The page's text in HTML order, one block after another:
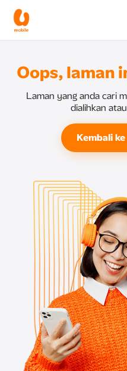
Oops, laman
Laman yang anda cari
dialihkan
Kembali